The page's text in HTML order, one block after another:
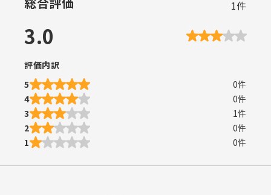
1件
3.0
評価内訳
5
0件
4
0件
3
1件
2
0件
1
0件